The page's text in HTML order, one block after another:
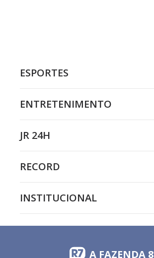
ESPORTES
ENTRETENIMENTO
JR 24H
RECORD
INSTITUCIONAL
A FAZENDA 8